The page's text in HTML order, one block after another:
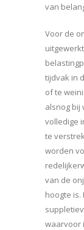
van
Voor de
tijdvak in
of te
alsnog bij
volledige
te
worden
van de
hoogte is.
waarvoor